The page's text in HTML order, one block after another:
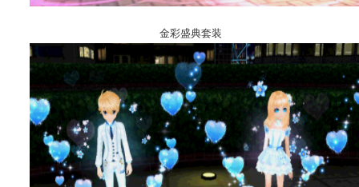
金彩盛典套装